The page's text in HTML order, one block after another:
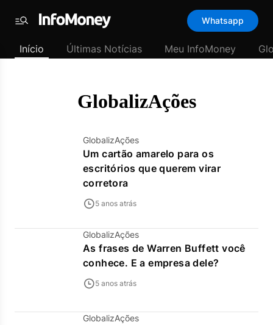
padrão
Últimas
Menu
Whatsapp
Início Últimas Notícias Meu InfoMoney
GlobalizAções
GlobalizAções
Um cartão amarelo para os
escritórios que querem virar
corretora
5 anos atrás
GlobalizAções
As frases de Warren Buffett você
conhece. E a empresa dele?
5 anos atrás
GlobalizAções